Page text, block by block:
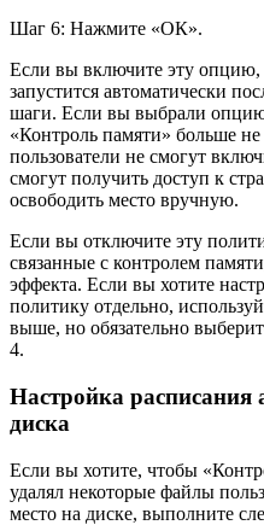
Шаг 6: Нажмите «ОК».
Если вы включите эту
запустится автоматически
шаги. Если вы выбрали
«Контроль памяти» больше не
пользователи не смогут
смогут получить доступ к
освободить место вручную.
Если вы отключите эту
связанные с контролем
эффекта. Если вы хотите
политику отдельно,
выше, но обязательно
4.
Настройка расписания
диска
Если вы хотите, чтобы
удалял некоторые файлы
место на диске, выполните